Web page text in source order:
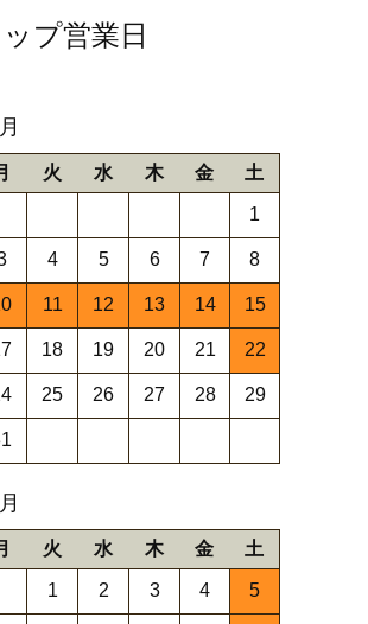
プ営業日
火 水 木 金 土
1
4 5 6 7 8
11 12 13 14 15
18 19 20 21 22
25 26 27 28 29
火 水 木 金 土
1 2 3 4 5